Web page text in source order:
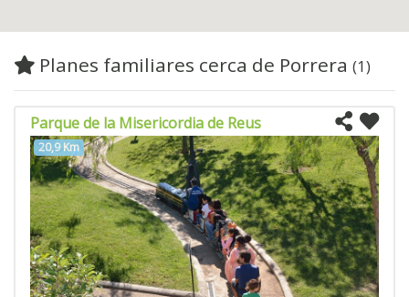
Planes familiares cerca de Porrera (1)
Parque de la Misericordia de Reus
20,9 Km